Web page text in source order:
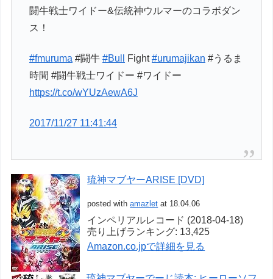
闘牛戦士ワイドー&伝統神ウルマーのコラボダン
ス！
#fmuruma #闘牛#Bull Fight#urumajikan #うるま
時間 #闘牛戦士ワイドー #ワイドー
https://t.co/wYUzAewA6J
2017/11/27 11:41:44
琉神マブヤーARISE [DVD]
posted withamazlet at 18.04.06
インペリアルレコード (2018-04-18)
売り上げランキング: 13,425
Amazon.co.jpで詳細を見る